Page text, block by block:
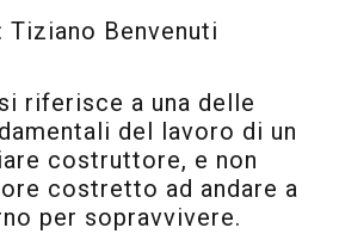
Tiziano Benvenuti
riferisce a una delle
del lavoro di un
costruttore, e non
costretto ad andare a
per sopravvivere.